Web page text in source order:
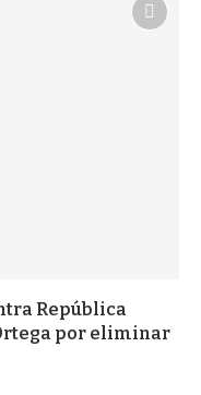
República
por eliminar